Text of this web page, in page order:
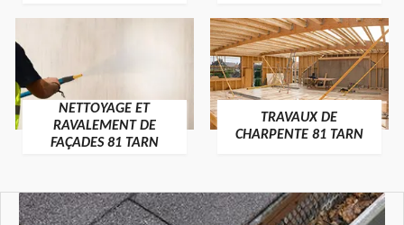
NETTOYAGE ET
RAVALEMENT DE
FAÇADES 81 TARN
TRAVAUX DE
CHARPENTE 81 TARN